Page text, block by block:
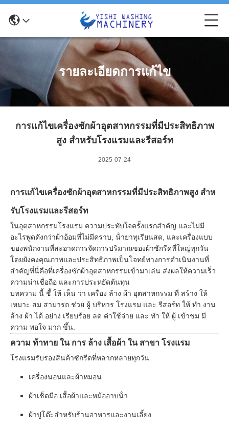
รายละเอียดการแก้ไข
การแก้ไขเครื่องซักผ้าอุตสาหกรรมที่มีประสิทธิภาพ
สูง สําหรับโรงแรมและรีสอร์ท
2025-07-24
การแก้ไขเครื่องซักผ้าอุตสาหกรรมที่มีประสิทธิภาพสูง สําห
รับโรงแรมและรีสอร์ท
ในอุตสาหกรรมโรงแรม ความประทับใจครั้งแรกสําคัญ และไม่มี
อะไรพูดดังกว่าผ้าอ้อมที่ไม่มีคราบ, น้ํายาทุเรียนสด, และเครื่องแบบ
ของพนักงานที่สะอาดการจัดการปริมาณของผ้าซักรีดที่ใหญ่ทุกวัน
โดยยังคงคุณภาพและประสิทธิภาพเป็นโจทย์ทางการดําเนินงานที่
สําคัญที่นี่คือที่เครื่องซักผ้าอุตสาหกรรมเข้ามาเล่น ส่งผลให้ความเร็ว
ความน่าเชื่อถือ และการประหยัดต้นทุน
บทความ นี้ ชี้ ให้ เห็น ว่า เครื่อง ล้าง ผ้า อุตสาหกรรม ที่ สร้าง ให้
เหมาะ สม สามารถ ช่วย ผู้ บริหาร โรงแรม และ รีสอร์ท ให้ ทํา งาน
ล้าง ผ้า ได้ อย่าง เรียบร้อย ลด ค่าใช้จ่าย และ ทํา ให้ ผู้ เข้าชม มี
ความ พอใจ มาก ขึ้น.
ความ ท้าทาย ใน การ ล้าง เสื้อผ้า ใน สาขา โรงแรม
โรงแรมรับรองสินค้าซักรีดที่หลากหลายทุกวัน
เครื่องนอนและผ้าหมอน
ผ้าเช็ดมือ เสื้อผ้าและหม้ออาบน้ํา
ผ้าปูโต๊ะสําหรับร้านอาหารและงานเลี้ยง